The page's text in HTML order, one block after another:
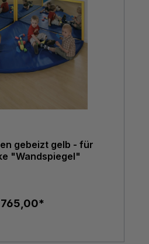
gebeizt gelb - für
"Wandspiegel"